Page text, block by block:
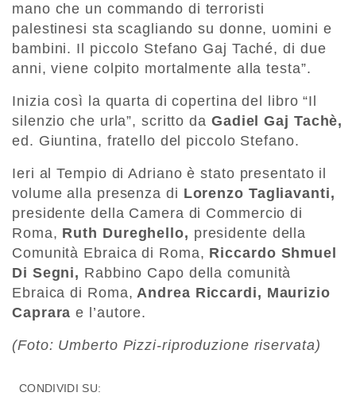
mano che un commando di terroristi
palestinesi sta scagliando su donne, uomini e
bambini. Il piccolo Stefano Gaj Taché, di due
anni, viene colpito mortalmente alla testa”.
Inizia così la quarta di copertina del libro “Il
silenzio che urla”, scritto da Gadiel Gaj Tachè,
ed. Giuntina, fratello del piccolo Stefano.
Ieri al Tempio di Adriano è stato presentato il
volume alla presenza di Lorenzo Tagliavanti,
presidente della Camera di Commercio di
Roma, Ruth Dureghello, presidente della
Comunità Ebraica di Roma, Riccardo Shmuel
Di Segni, Rabbino Capo della comunità
Ebraica di Roma, Andrea Riccardi, Maurizio
Caprarae l’autore.
(Foto: Umberto Pizzi-riproduzione riservata)
CONDIVIDI SU: